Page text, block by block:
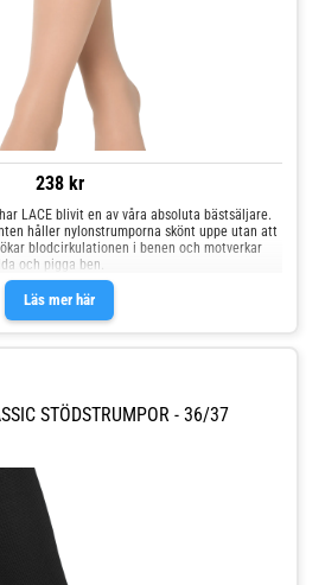
238 kr
Läs mer här
LACE blivit en av våra absoluta bästsäljare.
håller nylonstrumporna skönt uppe utan att
blodcirkulationen i benen och motverkar
och pigga ben.
STÖDSTRUMPOR - 36/37